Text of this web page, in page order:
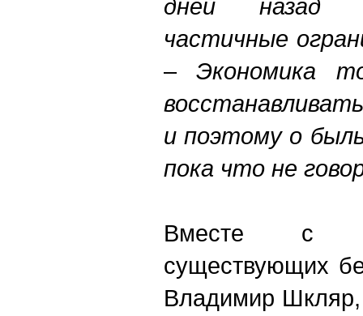
дней назад
частичные
–Экономика
и поэтому о
пока что не
Вместе с
существующих
Владимир